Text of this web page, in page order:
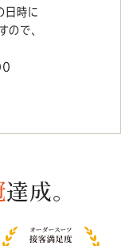
日時に
ので、
達成。